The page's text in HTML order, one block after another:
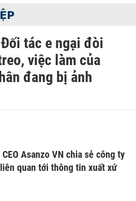
tác e ngại đòi
việc làm của
đang bị ảnh
CEO Asanzo VN chia sẻ công ty
quan tới thông tin xuất xứ